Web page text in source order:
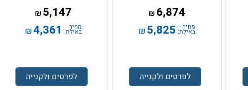
6,874
₪
מחיר
באילת: 5,825
₪
לפרטים ולקנייה
5,147
₪
מחיר
באילת: 4,361
₪
לפרטים ולקנייה